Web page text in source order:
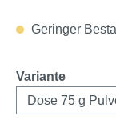
Geringer
Variante